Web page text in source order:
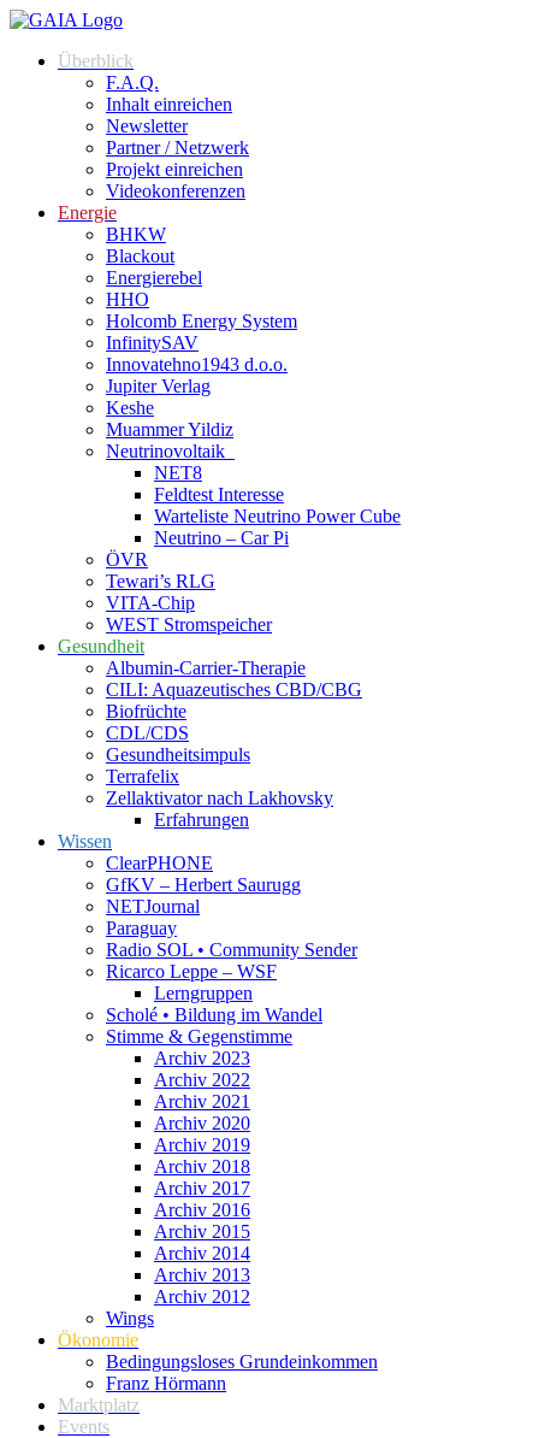
Zum
springenÜberblick
F.A.Q.
Inhalt einreichen
Newsletter
Partner / Netzwerk
Projekt einreichen
Videokonferenzen
Energie
BHKW
Blackout
Energierebel
HHO
Holcomb Energy System
InfinitySAV
Innovatehno1943 d.o.o.
Jupiter Verlag
Keshe
Muammer Yildiz
Neutrinovoltaik
NET8
Feldtest Interesse
Warteliste Neutrino Power Cube
Neutrino – Car Pi
ÖVR
Tewari’s RLG
VITA-Chip
WEST Stromspeicher
Gesundheit
Albumin-Carrier-Therapie
CILI: Aquazeutisches CBD/CBG
Biofrüchte
CDL/CDS
Gesundheitsimpuls
Terrafelix
Zellaktivator nach Lakhovsky
Erfahrungen
Wissen
ClearPHONE
GfKV – Herbert Saurugg
NETJournal
Paraguay
Radio SOL • Community Sender
Ricarco Leppe – WSF
Lerngruppen
Scholé • Bildung im Wandel
Stimme & Gegenstimme
Archiv 2023
Archiv 2022
Archiv 2021
Archiv 2020
Archiv 2019
Archiv 2018
Archiv 2017
Archiv 2016
Archiv 2015
Archiv 2014
Archiv 2013
Archiv 2012
Wings
Ökonomie
Bedingungsloses Grundeinkommen
Franz Hörmann
Marktplatz
Events